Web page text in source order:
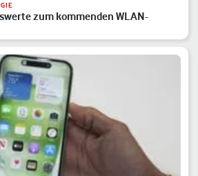
zum kommenden WLAN-